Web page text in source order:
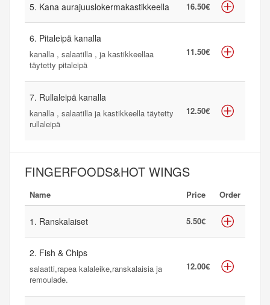
5. Kana aurajuuslokermakastikkeella 16.50€
6. Pitaleipä kanalla
kanalla , salaatilla , ja kastikkeellaa
täytetty pitaleipä
11.50€
7. Rullaleipä kanalla
kanalla , salaatilla ja kastikkeella täytetty
rullaleipä
12.50€
FINGERFOODS&HOT WINGS
Name Price Order
1. Ranskalaiset 5.50€
2. Fish & Chips
salaatti,rapea kalaleike,ranskalaisia ja
remoulade.
12.00€